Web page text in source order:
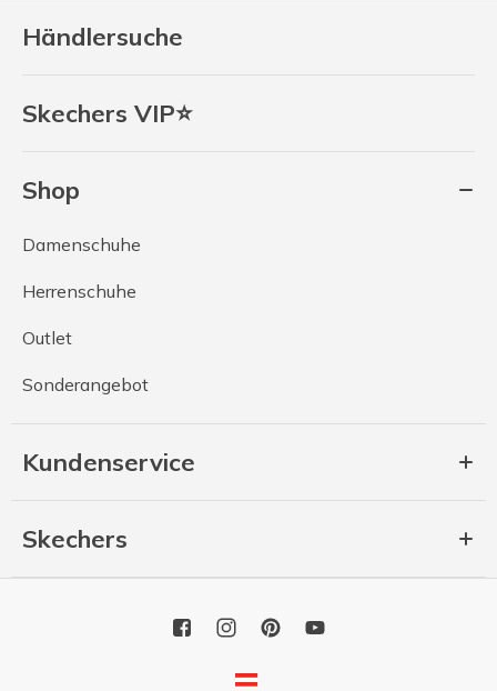
Händlersuche
Skechers VIP⭐
Shop
Damenschuhe
Herrenschuhe
Outlet
Sonderangebot
Kundenservice
Skechers